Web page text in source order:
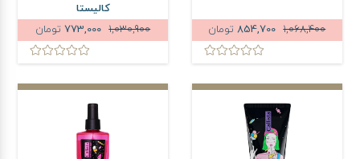
1,068,400 تومان
کالیستا
1,030,900
تومان